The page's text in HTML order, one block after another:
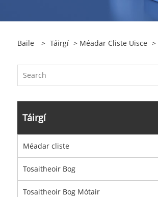
Baile > Táirgí > Méadar Cliste Uisce >
Táirgí
Méadar cliste
Tosaitheoir Bog
Tosaitheoir Bog Mótair